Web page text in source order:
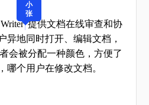
小
张
提供文档在线审查和协
异地同时打开、编辑文档，
会被分配一种颜色，方便了
哪个用户在修改文档。